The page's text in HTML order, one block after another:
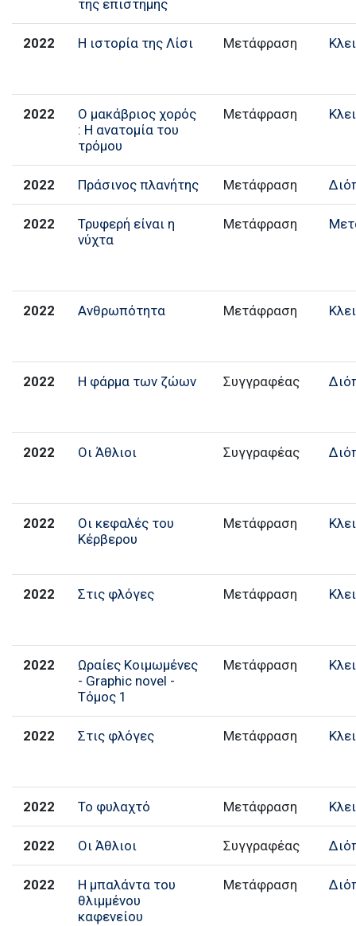
της επιστήμης
2022 Η ιστορία της Λίσι Μετάφραση
2022
Ο μακάβριος χορός
: Η ανατομία του
τρόμου
Μετάφραση
2022 Πράσινος πλανήτης Μετάφραση
2022
Τρυφερή είναι η
νύχτα
Μετάφραση
2022 Ανθρωπότητα Μετάφραση
2022 Η φάρμα των ζώων Συγγραφέας
2022 Οι Άθλιοι Συγγραφέας
2022
Οι κεφαλές του
Κέρβερου
Μετάφραση
2022 Στις φλόγες Μετάφραση
2022
Ωραίες Κοιμωμένες
- Graphic novel -
Τόμος 1
Μετάφραση
2022 Στις φλόγες Μετάφραση
2022 Το φυλαχτό Μετάφραση
2022 Οι Άθλιοι Συγγραφέας
2022
Η μπαλάντα του
θλιμμένου
καφενείου
Μετάφραση